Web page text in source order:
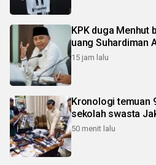
KPK duga Menhut
uang Suhardiman
15 jam lalu
Kronologi temuan
sekolah swasta
50 menit lalu